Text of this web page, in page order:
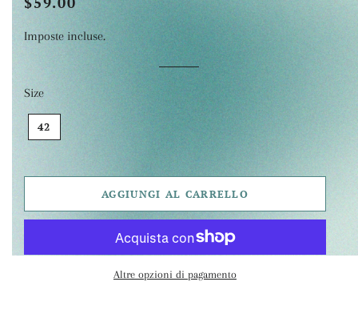
listino
Imposte incluse.
Size
42
AGGIUNGI AL CARRELLO
Altre opzioni di pagamento